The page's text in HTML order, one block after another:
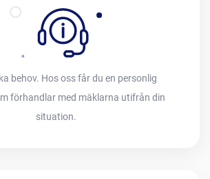
behov. Hos oss får du en personlig
förhandlar med mäklarna utifrån din
situation.